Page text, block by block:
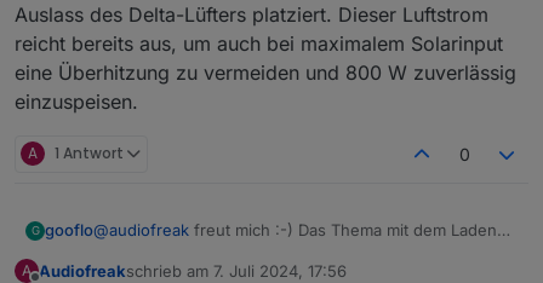
Auslass des Delta-Lüfters platziert. Dieser Luftstrom
reicht bereits aus, um auch bei maximalem Solarinput
eine Überhitzung zu vermeiden und 800 W zuverlässig
einzuspeisen.
A 1 Antwort 0
G gooflo@audiofreak freut mich :-) Das Thema mit dem Laden
Version am Laufen, welche
Wenn Du willst kannst Du gerne mittesten :-) (man
A Audiofreakschrieb am 7. Juli 2024, 17:56